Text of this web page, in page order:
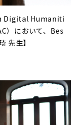
Digital Humaniti
）において、Bes
先生】